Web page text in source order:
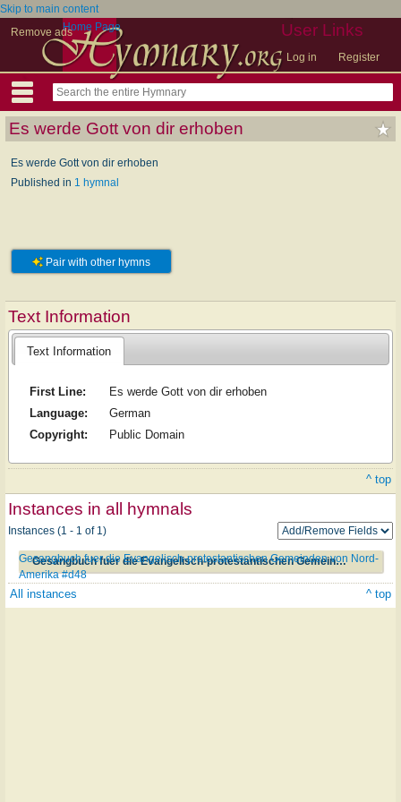
Skip to main content
Remove ads
User Links
Log in Register
Home Page
Es werde Gott von dir erhoben
Es werde Gott von dir erhoben
Published in 1 hymnal
Pair with other hymns
Text Information
Text Information
First Line:
Es werde Gott von dir erhoben
Language:
German
Copyright:
Public Domain
^ top
Instances in all hymnals
Instances (1 - 1 of 1)
Gesangbuch fuer die Evangelisch-protestantischen Gemeinden von Nord-Amerika #d48
Gesangbuch fuer die Evangelisch-protestantischen Gemeinden von Nord-
Amerika #d48
All instances ^ top